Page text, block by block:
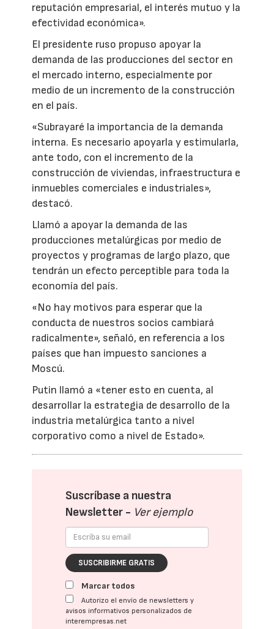
reputación empresarial, el interés mutuo y la
efectividad económica».
El presidente ruso propuso apoyar la
demanda de las producciones del sector en
el mercado interno, especialmente por
medio de un incremento de la construcción
en el país.
«Subrayaré la importancia de la demanda
interna. Es necesario apoyarla y estimularla,
ante todo, con el incremento de la
construcción de viviendas, infraestructura e
inmuebles comerciales e industriales»,
destacó.
Llamó a apoyar la demanda de las
producciones metalúrgicas por medio de
proyectos y programas de largo plazo, que
tendrán un efecto perceptible para toda la
economía del país.
«No hay motivos para esperar que la
conducta de nuestros socios cambiará
radicalmente», señaló, en referencia a los
países que han impuesto sanciones a
Moscú.
Putin llamó a «tener esto en cuenta, al
desarrollar la estrategia de desarrollo de la
industria metalúrgica tanto a nivel
corporativo como a nivel de Estado».
Suscríbase a nuestra
Newsletter - Ver ejemplo
SUSCRIBIRME GRATIS
Marcar todos
Autorizo el envío de newsletters y
avisos informativos personalizados de
interempresas.net